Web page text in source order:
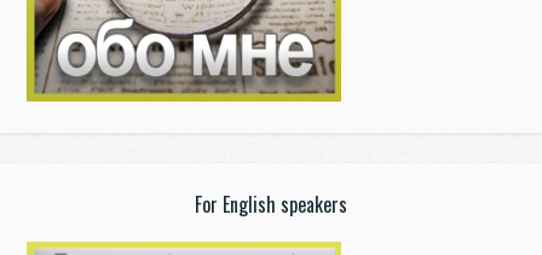
For English speakers